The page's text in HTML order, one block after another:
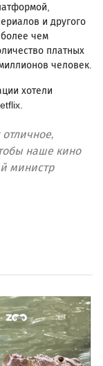
и другого
более чем
платных
человек.
хотели
наше кино
министр